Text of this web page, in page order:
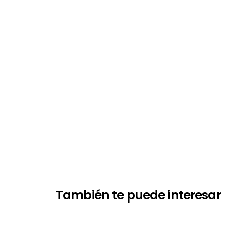
También te puede interesar